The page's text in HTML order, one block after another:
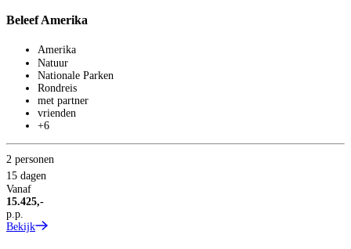
Beleef Amerika
Amerika
Natuur
Nationale Parken
Rondreis
met partner
vrienden
+6
2 personen
15 dagen
Vanaf
15.425,-
p.p.
Bekijk